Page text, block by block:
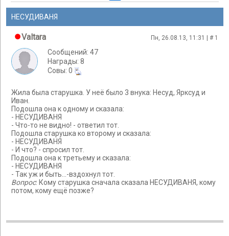
НЕСУДИВАНЯ
Valtara Пн, 26.08.13, 11:31 | # 1
Сообщений: 47
Награды: 8
Cовы: 0
Жила была старушка. У неё было 3 внука: Несуд, Ярксуд и
Иван.
Подошла она к одному и сказала:
- НЕСУДИВАНЯ
- Что-то не видно! - ответил тот.
Подошла старушка ко второму и сказала:
- НЕСУДИВАНЯ
- И что? - спросил тот.
Подошла она к третьему и сказала:
- НЕСУДИВАНЯ
- Так уж и быть...-вздохнул тот.
Вопрос: Кому старушка сначала сказала НЕСУДИВАНЯ, кому
потом, кому ещё позже?